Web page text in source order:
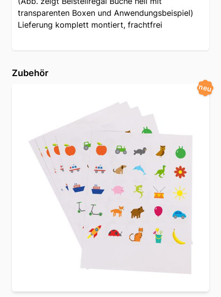
transparenten Boxen und Anwendungsbeispiel)
Lieferung komplett montiert, frachtfrei
Zubehör
neu